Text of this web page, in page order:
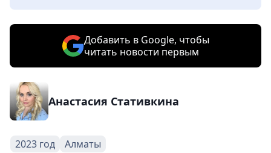
Добавить в Google, чтобы
читать новости первым
Анастасия Стативкина
2023 год Алматы